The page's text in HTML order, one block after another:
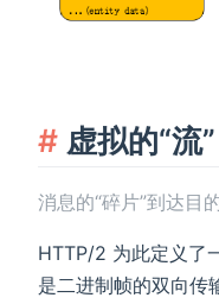
虚拟的“流”
消息的“碎片”到达目
HTTP/2 为此定义了
是二进制帧的双向传